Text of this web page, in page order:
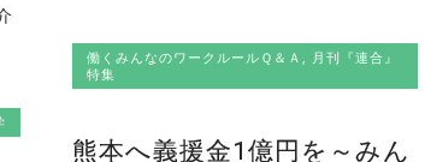
働くみんなのワークルールＱ＆Ａ , 月刊『連合』
特集
熊本へ義援金1億円を～みん